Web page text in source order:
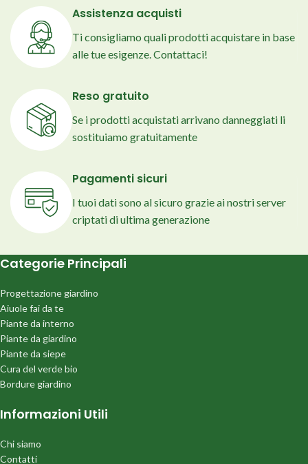
Assistenza acquisti
Ti consigliamo quali prodotti acquistare in base
alle tue esigenze. Contattaci!
Reso gratuito
Se i prodotti acquistati arrivano danneggiati li
sostituiamo gratuitamente
Pagamenti sicuri
I tuoi dati sono al sicuro grazie ai nostri server
criptati di ultima generazione
Categorie Principali
Progettazione giardino
Aiuole fai da te
Piante da interno
Piante da giardino
Piante da siepe
Cura del verde bio
Bordure giardino
Informazioni Utili
Chi siamo
Contatti